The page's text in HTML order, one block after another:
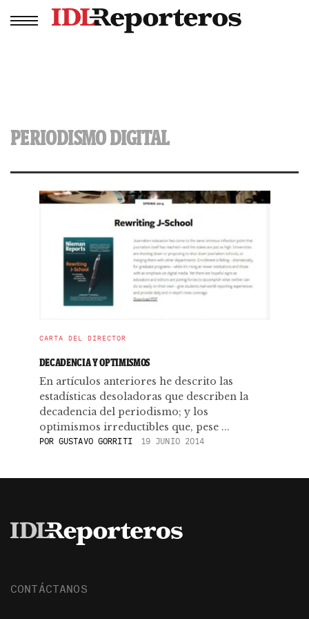
PERIODISMO DIGITAL
CARTA DEL DIRECTOR
DECADENCIA Y OPTIMISMOS
En artículos anteriores he descrito las
estadísticas desoladoras que describen la
decadencia del periodismo; y los
optimismos irreductibles que, pese ...
POR GUSTAVO GORRITI 19 JUNIO 2014
CONTÁCTANOS